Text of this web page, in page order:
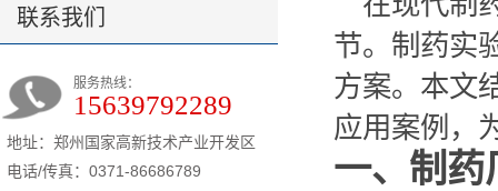
联系我们
服务热线：
15639792289
地址：郑州国家高新技术产业开发区
电话/传真：0371-86686789
节。制药实
方案。本文
应用案例，
一、制药